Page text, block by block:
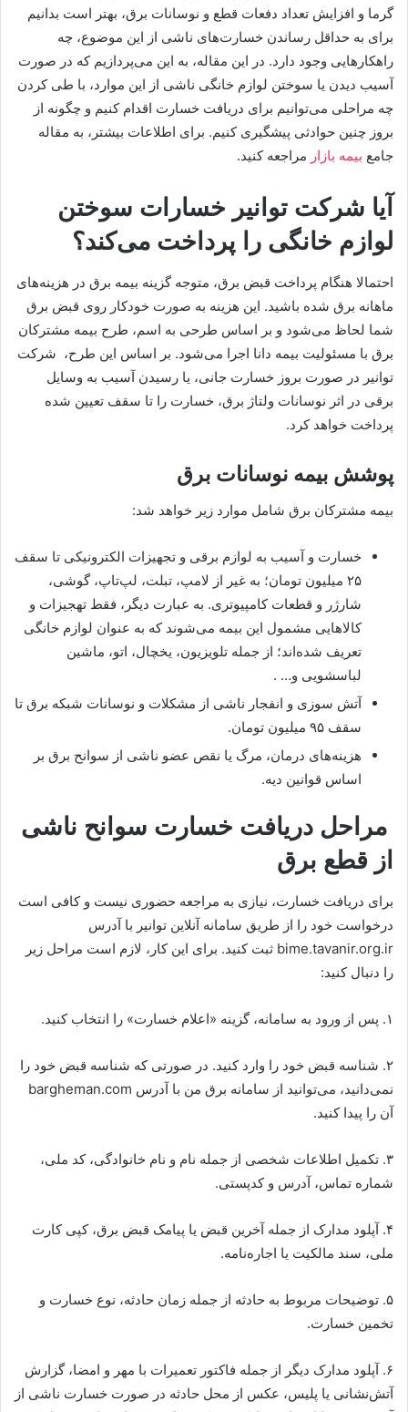
گرما و افزایش تعداد دفعات قطع و نوسانات برق، بهتر است بدانیم
برای به حداقل رساندن خسارت‌های ناشی از این موضوع، چه
راهکارهایی وجود دارد. در این مقاله، به این می‌پردازیم که در صورت
آسیب دیدن یا سوختن لوازم خانگی ناشی از این موارد، با طی کردن
چه مراحلی می‌توانیم برای دریافت خسارت اقدام کنیم و چگونه از
بروز چنین حوادثی پیشگیری کنیم. برای اطلاعات بیشتر، به مقاله
جامع بیمه بازار مراجعه کنید.
آیا شرکت توانیر خسارات سوختن
لوازم خانگی را پرداخت می‌کند؟
احتمالا هنگام پرداخت قبض برق، متوجه گزینه بیمه برق در هزینه‌های
ماهانه برق شده باشید. این هزینه به صورت خودکار روی قبض برق
شما لحاظ می‌شود و بر اساس طرحی به اسم، طرح بیمه مشترکان
برق با مسئولیت بیمه دانا اجرا می‌شود. بر اساس این طرح، شرکت
توانیر در صورت بروز خسارت جانی، یا رسیدن آسیب به وسایل
برقی در اثر نوسانات ولتاژ برق، خسارت را تا سقف تعیین شده
پرداخت خواهد کرد.
پوشش بیمه نوسانات برق
بیمه مشترکان برق شامل موارد زیر خواهد شد:
خسارت و آسیب به لوازم برقی و تجهیزات الکترونیکی تا سقف
۲۵ میلیون تومان؛ به غیر از لامپ‌، تبلت‌، لپ‌تاپ، گوشی،
شارژر و قطعات کامپیوتری. به عبارت دیگر، فقط تهجیزات و
کالاهایی مشمول این بیمه می‌شوند که به عنوان لوازم خانگی
تعریف‌ شده‌اند؛ از جمله تلویزیون، یخچال، اتو، ماشین
لباسشویی و… .
آتش سوزی و انفجار ناشی از مشکلات و نوسانات شبکه برق تا
سقف ۹۵ میلیون تومان.
هزینه‌های درمان، مرگ یا نقص عضو ناشی از سوانح برق بر
اساس قوانین دیه.
مراحل دریافت خسارت سوانح ناشی
از قطع برق
برای دریافت خسارت، نیازی به مراجعه حضوری نیست و کافی است
درخواست خود را از طریق سامانه آنلاین توانیر با آدرس
bime.tavanir.org.ir ثبت کنید. برای این کار، لازم است مراحل زیر
را دنبال کنید:
۱. پس از ورود به سامانه، گزینه «اعلام خسارت» را انتخاب کنید.
۲. شناسه قبض خود را وارد کنید. در صورتی که شناسه قبض خود را
نمی‌دانید، می‌توانید از سامانه برق من با آدرس bargheman.com
آن را پیدا کنید.
۳. تکمیل اطلاعات شخصی از جمله نام و نام خانوادگی، کد ملی،
شماره تماس، آدرس و کدپستی.
۴. آپلود مدارک از جمله آخرین قبض یا پیامک قبض برق، کپی کارت
ملی، سند مالکیت یا اجاره‌نامه.
۵. توضیحات مربوط به حادثه از جمله زمان حادثه، نوع خسارت و
تخمین خسارت.
۶. آپلود مدارک دیگر از جمله فاکتور تعمیرات با مهر و امضا،‌ گزارش
آتش‌نشانی یا پلیس، عکس از محل حادثه در صورت خسارت ناشی از